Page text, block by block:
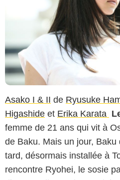
Asako I & II de Ryusuke
Higashide et Erika Karata
femme de 21 ans qui vit à
de Baku. Mais un jour,
tard, désormais installée à
rencontre Ryohei, le sosie